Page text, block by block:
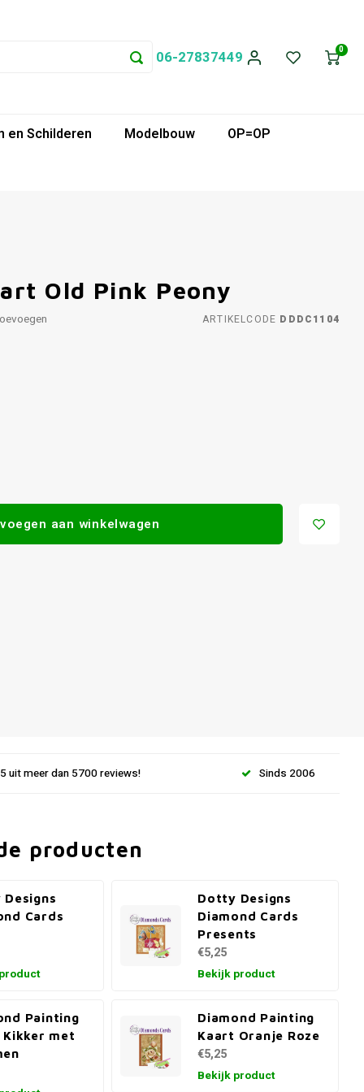
06-27837449 0
en Schilderen Modelbouw
OP=OP
Old Pink Peony
ARTIKELCODE DDDC1104
aan winkelwagen
uit meer dan 5700 reviews! Sinds 2006
producten
Cards
Dotty Designs
Diamond Cards
Presents
€5,25
Bekijk product
Painting
Kikker met
Diamond Painting
Kaart Oranje Roze
€5,25
Bekijk product